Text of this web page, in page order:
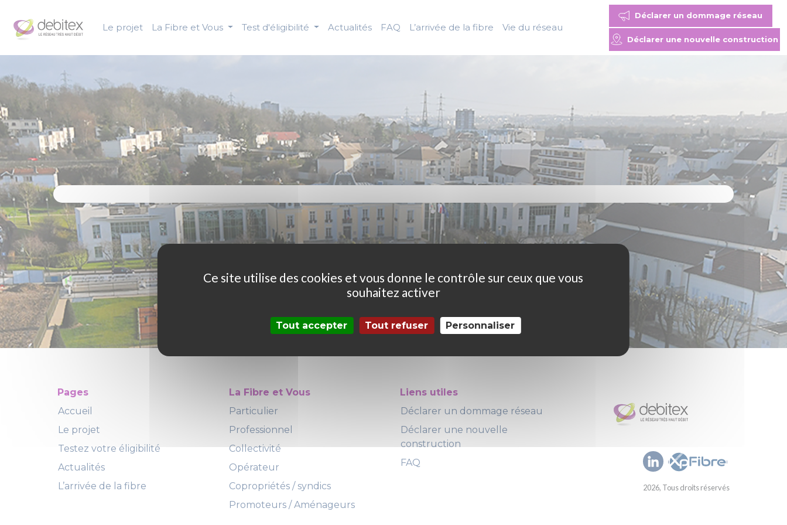
Le projet La Fibre et Vous Test d'éligibilité Actualités FAQ L’arrivée de la fibre Vie du réseau
Déclarer un dommage réseau
Déclarer une nouvelle construction
Pages
Accueil
Le projet
Testez votre éligibilité
Actualités
L’arrivée de la fibre
La Fibre et Vous
Particulier
Professionnel
Collectivité
Opérateur
Copropriétés / syndics
Promoteurs / Aménageurs
Liens utiles
Déclarer un dommage réseau
Déclarer une nouvelle
construction
FAQ
2026, Tous droits réservés
Ce site utilise des cookies et vous donne le contrôle sur ceux que vous
souhaitez activer
Tout accepter Tout refuser Personnaliser